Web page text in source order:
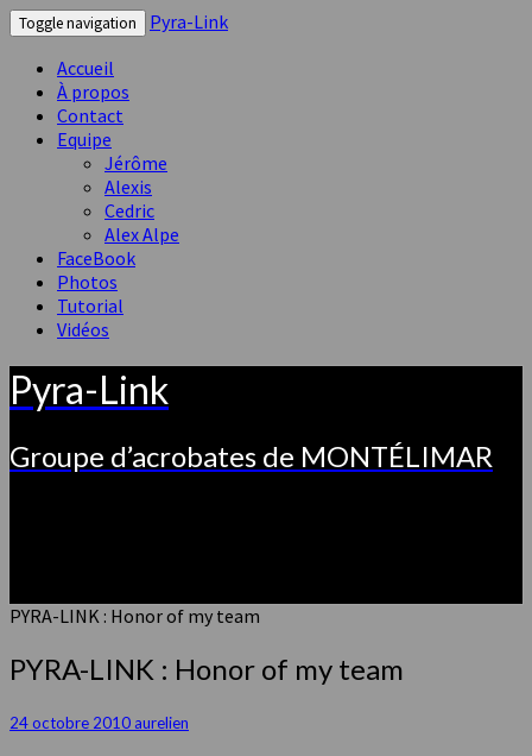
Toggle navigation
Pyra-Link
Accueil
À propos
Contact
Equipe
Jérôme
Alexis
Cedric
Alex Alpe
FaceBook
Photos
Tutorial
Vidéos
Pyra-Link
Groupe d’acrobates de MONTÉLIMAR
PYRA-LINK : Honor of my team
PYRA-LINK : Honor of my team
24 octobre 2010 aurelien